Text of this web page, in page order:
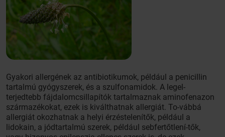
Gyakori allergének az antibiotikumok, például a penicillin
tartalmú gyógyszerek, és a szulfonamidok. A legel-
terjedtebb fájdalomcsillapítók tartalmaznak aminofenazon
származékokat, ezek is kiválthatnak allergiát. To-vábbá
allergiát okozhatnak a helyi érzéstelenítők, például a
lidokain, a jódtartalmú szerek, például sebfertőtlení-tők,